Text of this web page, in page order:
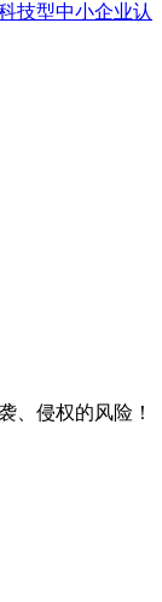
技型中小企业认
、侵权的风险！